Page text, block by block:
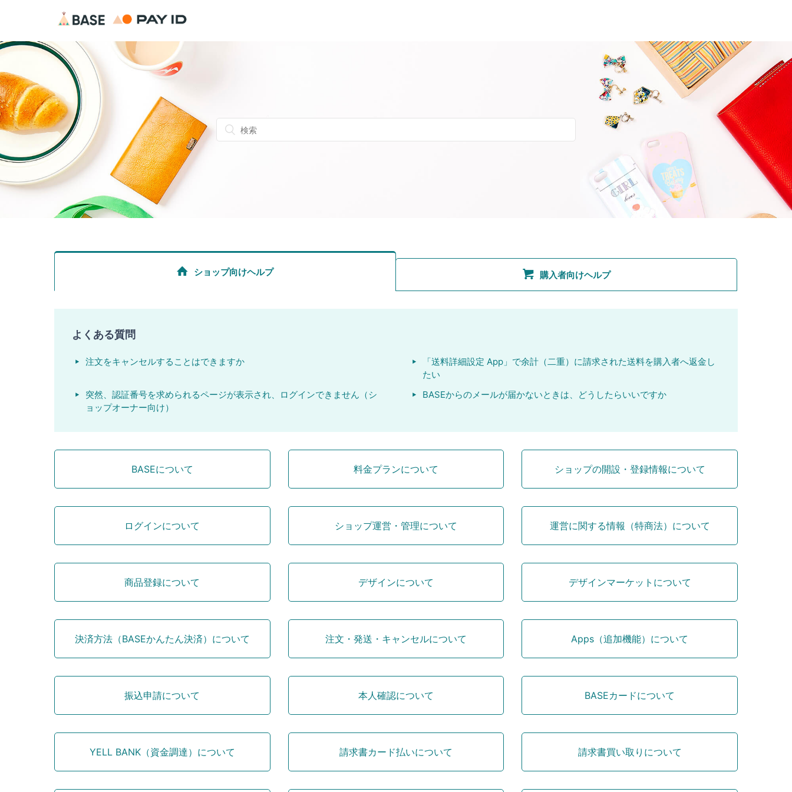
ショップ向けヘルプ 購入者向けヘルプ
よくある質問
注文をキャンセルすることはできますか
「送料詳細設定 App」で余計（二重）に請求された送料を購入者へ返金し
たい
突然、認証番号を求められるページが表示され、ログインできません（シ
ョップオーナー向け）
BASEからのメールが届かないときは、どうしたらいいですか
BASEについて 料金プランについて ショップの開設・登録情報について
ログインについて ショップ運営・管理について 運営に関する情報（特商法）について
商品登録について デザインについて デザインマーケットについて
決済方法（BASEかんたん決済）について 注文・発送・キャンセルについて Apps（追加機能）について
振込申請について 本人確認について BASEカードについて
YELL BANK（資金調達）について 請求書カード払いについて 請求書買い取りについて